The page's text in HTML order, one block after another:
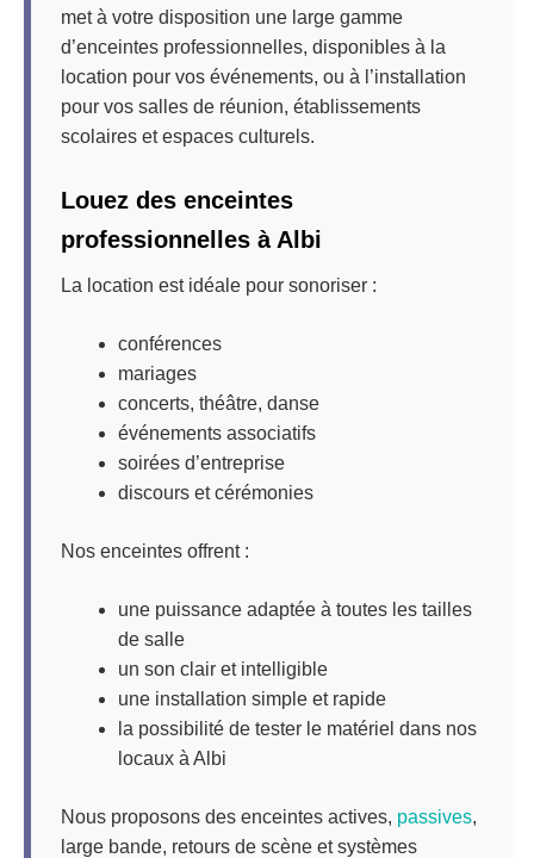
met à votre disposition une large gamme
d’enceintes professionnelles, disponibles à la
location pour vos événements, ou à l’installation
pour vos salles de réunion, établissements
scolaires et espaces culturels.
Louez des enceintes
professionnelles à Albi
La location est idéale pour sonoriser :
conférences
mariages
concerts, théâtre, danse
événements associatifs
soirées d’entreprise
discours et cérémonies
Nos enceintes offrent :
une puissance adaptée à toutes les tailles
de salle
un son clair et intelligible
une installation simple et rapide
la possibilité de tester le matériel dans nos
locaux à Albi
Nous proposons des enceintes actives, passives,
large bande, retours de scène et systèmes